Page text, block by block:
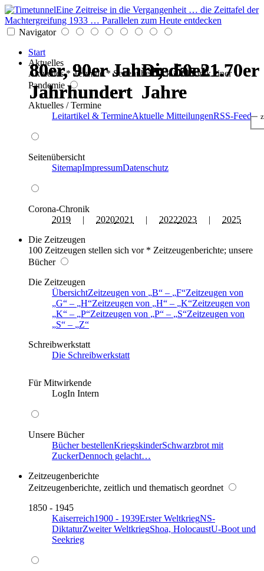
Eine Zeitreise in die Vergangenheit … die Zeittafel der
Machtergreifung 1933 … Parallelen zum Heute entdecken
Navigator
Start
Aktuelles
Aktuelles * Termine * Seitenüberblick * Chronik einer
Pandemie
Aktuelles / Termine
Leitartikel & TermineAktuelle MitteilungenRSS-Feed
Seitenübersicht
SitemapImpressumDatenschutz
Corona-Chronik
2019 | 20202021 | 20222023 | 2025
Die Zeitzeugen
100 Zeitzeugen stellen sich vor * Zeitzeugenberichte; unsere
Bücher
Die Zeitzeugen
ÜbersichtZeitzeugen von B – F Zeitzeugen von
G
– H Zeitzeugen von H – K Zeitzeugen von
K
– P Zeitzeugen von P – S Zeitzeugen von
S
–
Z
Schreibwerkstatt
Die Schreibwerkstatt
Für Mitwirkende
LogIn Intern
Unsere Bücher
Bücher bestellenKriegskinderSchwarzbrot mit
ZuckerDennoch gelacht…
Zeitzeugenberichte
Zeitzeugenberichte, zeitlich und thematisch geordnet
1850 - 1945
Kaiserreich1900 - 1939Erster WeltkriegNS-
DiktaturZweiter WeltkriegShoa, HolocaustU-Boot und
Seekrieg
80er, 90er Jahre; das 21.
Jahrhundert
Die 50er - 70er
Jahre
80er, 90er Jahre; das 21.
Jahrhundert
80er, 90er Jahre; das 21.
Jahrhundert
Die 50er - 70er
Jahre
80er, 90er Jahre; das 21.
Jahrhundert